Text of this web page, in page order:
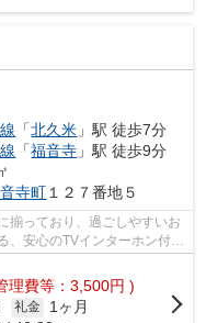
「北久米 」駅 徒歩7分
「福音寺 」駅 徒歩9分
寺町 １２７番地５
揃っており、過ごしやすいお
安心のTVインターホン付き
理費等：3,500円 )
礼金
1ヶ月